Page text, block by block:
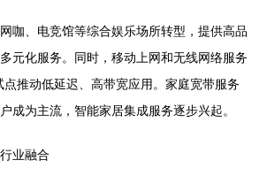
咖、电竞馆等综合娱乐场所转型，提供高品
元化服务。同时，移动上网和无线网络服务
推动低延迟、高带宽应用。家庭宽带服务
成为主流，智能家居集成服务逐步兴起。
业融合